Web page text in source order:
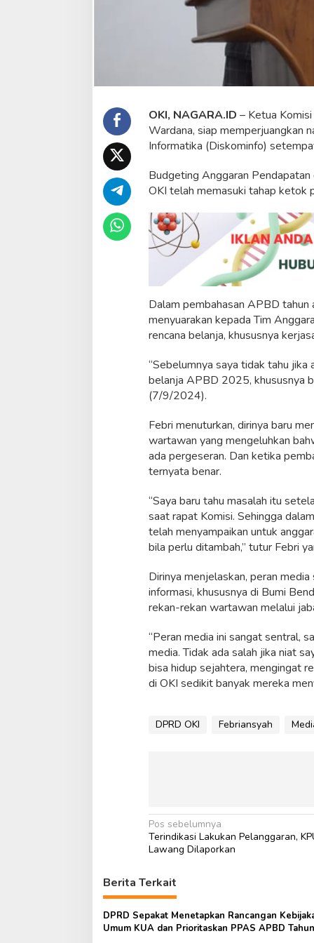
K
e
r
j
a
a
a
M
d
i
D
s
k
o
m
n
f
OKI, NAGARA.ID – Ketua
Wardana, siap memperjuangkan
Informatika (Diskominfo)
Budgeting Anggaran
OKI telah memasuki tahap ketok
Dalam pembahasan APBD
menyuarakan kepada Tim
rencana belanja, khususnya
“Sebelumnya saya tidak tahu
belanja APBD 2025, khususnya
(7/9/2024).
Febri menuturkan, dirinya baru
wartawan yang mengeluhkan
ada pergeseran. Dan ketika
ternyata benar.
“Saya baru tahu masalah itu
saat rapat Komisi. Sehingga
telah menyampaikan untuk
bila perlu ditambah,” tutur Febri
Dirinya menjelaskan, peran
informasi, khususnya di Bumi
rekan-rekan wartawan melalui
“Peran media ini sangat sentral,
media. Tidak ada salah jika niat
bisa hidup sejahtera, mengingat
di OKI sedikit banyak mereka
DPRD OKI Febriansyah
N
a
i
g
a
Pos sebelumnya
Terindikasi Lakukan Pelanggaran,
Lawang Dilaporkan
Berita Terkait
DPRD Sepakat Menetapkan Rancangan
Umum KUA dan Prioritaskan PPAS APBD